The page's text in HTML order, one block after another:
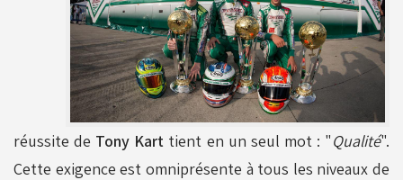
réussite de Tony Kart tient en un seul mot : "Qualité".
Cette exigence est omniprésente à tous les niveaux de